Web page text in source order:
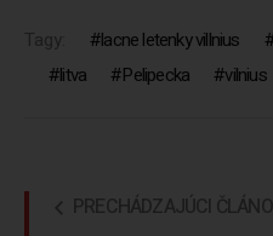
Tagy: lacne letenky villnius
litva
Pelipecka vilnius
PRECHÁDZAJÚCI